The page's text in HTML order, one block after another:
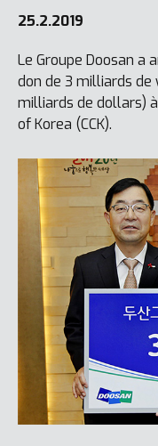
25.2.2019
Le Groupe Doosan a
don de 3 milliards de
milliards de dollars)
of Korea (CCK).